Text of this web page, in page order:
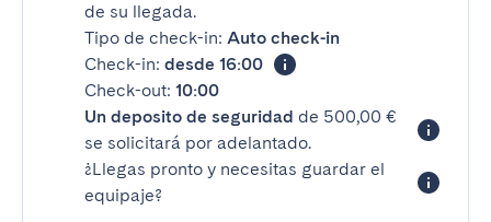
de su llegada.
Tipo de check-in: Auto check-in
Check-in: desde 16:00
Check-out: 10:00
Un deposito de seguridad de 500,00 €
se solicitará por adelantado.
¿Llegas pronto y necesitas guardar el
equipaje?